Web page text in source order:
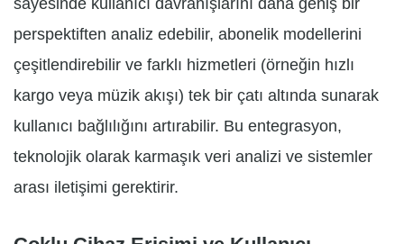
sayesinde kullanıcı davranışlarını daha geniş bir
perspektiften analiz edebilir, abonelik modellerini
çeşitlendirebilir ve farklı hizmetleri (örneğin hızlı
kargo veya müzik akışı) tek bir çatı altında sunarak
kullanıcı bağlılığını artırabilir. Bu entegrasyon,
teknolojik olarak karmaşık veri analizi ve sistemler
arası iletişimi gerektirir.